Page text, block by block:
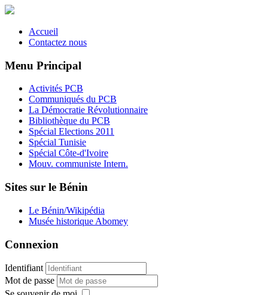
Accueil
Contactez nous
Menu Principal
Activités PCB
Communiqués du PCB
La Démocratie Révolutionnaire
Bibliothèque du PCB
Spécial Elections 2011
Spécial Tunisie
Spécial Côte-d'Ivoire
Mouv. communiste Intern.
Sites sur le Bénin
Le Bénin/Wikipédia
Musée historique Abomey
Connexion
Identifiant
Mot de passe